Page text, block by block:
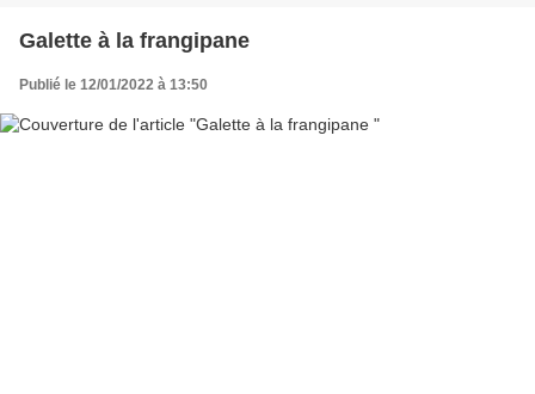
Galette à la frangipane
Publié le 12/01/2022 à 13:50